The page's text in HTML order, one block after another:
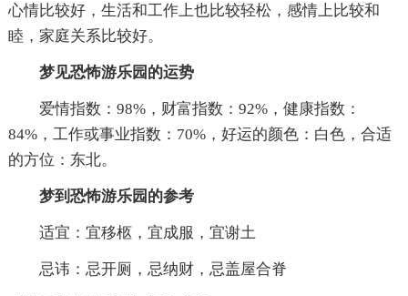
心情比较好，生活和工作上也比较轻松，感情上比较和
睦，家庭关系比较好。
梦见恐怖游乐园的运势
爱情指数：98%，财富指数：92%，健康指数：
84%，工作或事业指数：70%，好运的颜色：白色，合适
的方位：东北。
梦到恐怖游乐园的参考
适宜：宜移柩，宜成服，宜谢土
忌讳：忌开厕，忌纳财，忌盖屋合脊